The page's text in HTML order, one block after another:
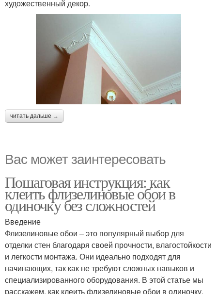
художественный декор.
читать дальше →
Вас может заинтересовать
Пошаговая инструкция: как
клеить флизелиновые обои в
одиночку без сложностей
Введение
Флизелиновые обои – это популярный выбор для
отделки стен благодаря своей прочности, влагостойкости
и легкости монтажа. Они идеально подходят для
начинающих, так как не требуют сложных навыков и
специализированного оборудования. В этой статье мы
расскажем, как клеить флизелиновые обои в одиночку,